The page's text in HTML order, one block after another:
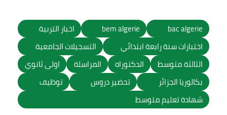
bac algerie
bem algerie
اخبار التربية
اختبارات سنة رابعة ابتدائي
التسجيلات الجامعية
الثالثة متوسط
الدكتوراه المراسلة
اولى ثانوي
بكالوريا الجزائر
تحضير دروس
توظيف
شهادة تعليم متوسط